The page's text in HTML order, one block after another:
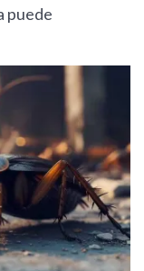
puede